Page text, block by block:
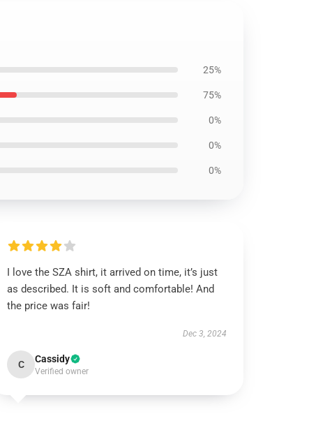
25%
75%
0%
0%
0%
I love the SZA shirt, it arrived on time, it’s just
as described. It is soft and comfortable! And
the price was fair!
Dec 3, 2024
C Cassidy
Verified owner